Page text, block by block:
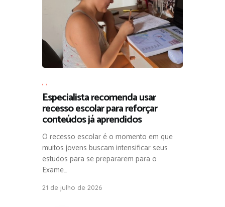
, ,
Especialista recomenda usar
recesso escolar para reforçar
conteúdos já aprendidos
O recesso escolar é o momento em que
muitos jovens buscam intensificar seus
estudos para se prepararem para o
Exame…
21 de julho de 2026